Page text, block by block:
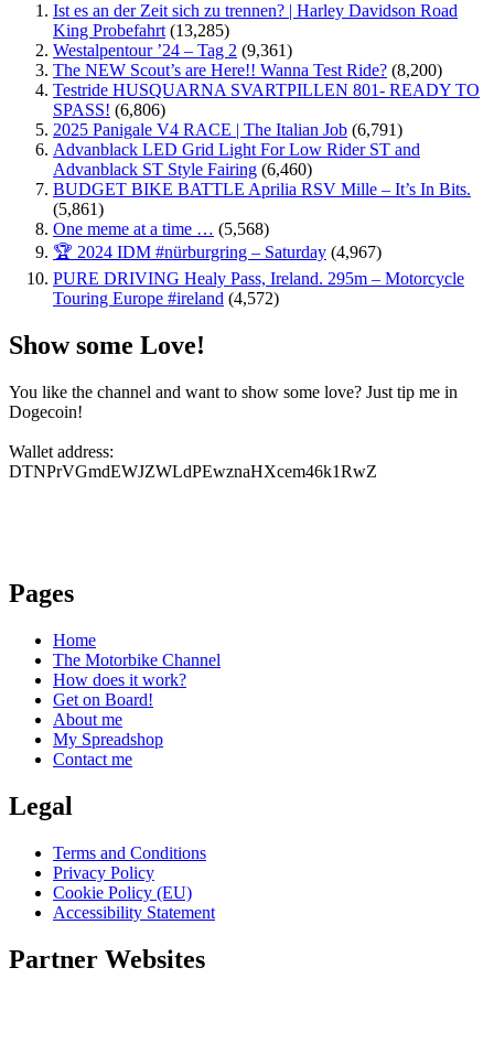
Ist es an der Zeit sich zu trennen? | Harley Davidson Road
King Probefahrt (13,285)
Westalpentour ’24 – Tag 2 (9,361)
The NEW Scout’s are Here!! Wanna Test Ride? (8,200)
Testride HUSQUARNA SVARTPILLEN 801- READY TO
SPASS! (6,806)
2025 Panigale V4 RACE | The Italian Job (6,791)
Advanblack LED Grid Light For Low Rider ST and
Advanblack ST Style Fairing (6,460)
BUDGET BIKE BATTLE Aprilia RSV Mille – It’s In Bits.
(5,861)
One meme at a time … (5,568)
🏆 2024 IDM #nürburgring – Saturday (4,967)
PURE DRIVING Healy Pass, Ireland. 295m – Motorcycle
Touring Europe #ireland (4,572)
Show some Love!
You like the channel and want to show some love? Just tip me in
Dogecoin!
Wallet address:
DTNPrVGmdEWJZWLdPEwznaHXcem46k1RwZ
Pages
Home
The Motorbike Channel
How does it work?
Get on Board!
About me
My Spreadshop
Contact me
Legal
Terms and Conditions
Privacy Policy
Cookie Policy (EU)
Accessibility Statement
Partner Websites